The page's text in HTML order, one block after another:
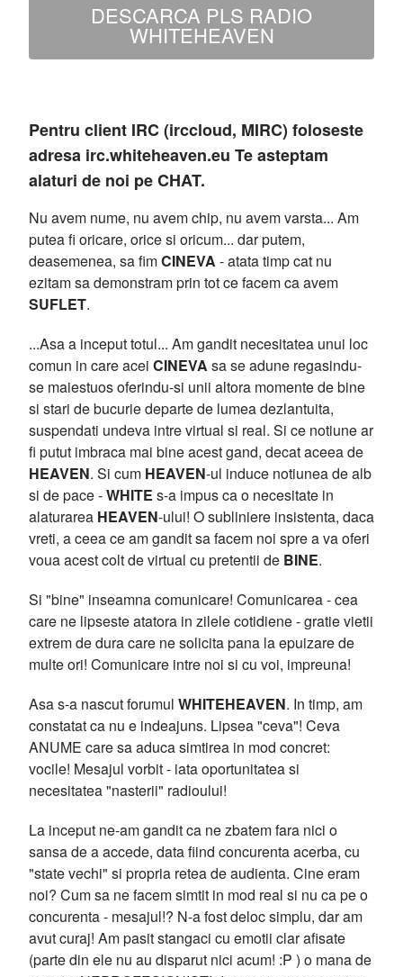
DESCARCA PLS RADIO
WHITEHEAVEN
Pentru client IRC (irccloud, MIRC) foloseste
adresa irc.whiteheaven.eu Te asteptam
alaturi de noi pe CHAT.
Nu avem nume, nu avem chip, nu avem varsta... Am
putea fi oricare, orice si oricum... dar putem,
deasemenea, sa fimCINEVA - atata timp cat nu
ezitam sa demonstram prin tot ce facem ca avem
SUFLET.
...Asa a inceput totul... Am gandit necesitatea unui loc
comun in care acei CINEVA sa se adune regasindu-
se maiestuos oferindu-si unii altora momente de bine
si stari de bucurie departe de lumea dezlantuita,
suspendati undeva intre virtual si real. Si ce notiune ar
fi putut imbraca mai bine acest gand, decat aceea de
HEAVEN. Si cum HEAVEN-ul induce notiunea de alb
si de pace -WHITE s-a impus ca o necesitate in
alaturarea HEAVEN-ului! O subliniere insistenta, daca
vreti, a ceea ce am gandit sa facem noi spre a va oferi
voua acest colt de virtual cu pretentii de BINE.
Si "bine" inseamna comunicare! Comunicarea - cea
care ne lipseste atatora in zilele cotidiene - gratie vietii
extrem de dura care ne solicita pana la epuizare de
multe ori! Comunicare intre noi si cu voi, impreuna!
Asa s-a nascut forumul WHITEHEAVEN. In timp, am
constatat ca nu e indeajuns. Lipsea "ceva"! Ceva
ANUME care sa aduca simtirea in mod concret:
vocile! Mesajul vorbit - iata oportunitatea si
necesitatea "nasterii" radioului!
La inceput ne-am gandit ca ne zbatem fara nici o
sansa de a accede, data fiind concurenta acerba, cu
"state vechi" si propria retea de audienta. Cine eram
noi? Cum sa ne facem simtit in mod real si nu ca pe o
concurenta - mesajul!? N-a fost deloc simplu, dar am
avut curaj! Am pasit stangaci cu emotii clar afisate
(parte din ele nu au disparut nici acum! :P ) o mana de